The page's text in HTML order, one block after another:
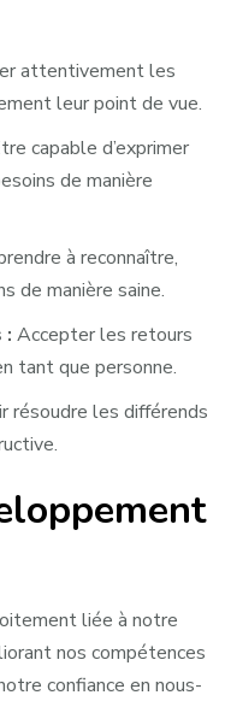
attentivement les
leur point de vue.
capable d’exprimer
de manière
à reconnaître,
de manière saine.
: Accepter les retours
tant que personne.
résoudre les différends
liée à notre
nos compétences
confiance en nous-